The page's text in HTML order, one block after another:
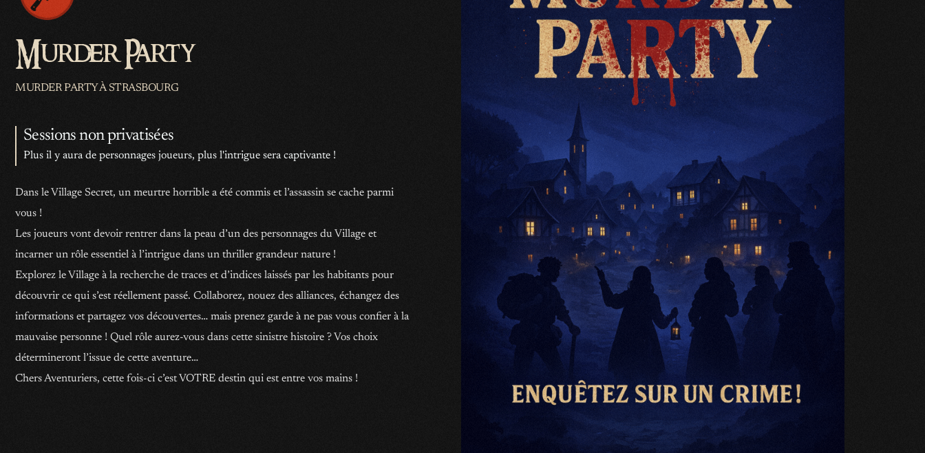
Murder Party
MURDER PARTY À STRASBOURG
Sessions non privatisées
Plus il y aura de personnages joueurs, plus l'intrigue sera captivante !
Dans le Village Secret, un meurtre horrible a été commis et l’assassin se cache parmi
vous !
Les joueurs vont devoir rentrer dans la peau d’un des personnages du Village et
incarner un rôle essentiel à l’intrigue dans un thriller grandeur nature !
Explorez le Village à la recherche de traces et d’indices laissés par les habitants pour
découvrir ce qui s’est réellement passé. Collaborez, nouez des alliances, échangez des
informations et partagez vos découvertes… mais prenez garde à ne pas vous confier à la
mauvaise personne ! Quel rôle aurez-vous dans cette sinistre histoire ? Vos choix
détermineront l’issue de cette aventure…
Chers Aventuriers, cette fois-ci c’est VOTRE destin qui est entre vos mains !